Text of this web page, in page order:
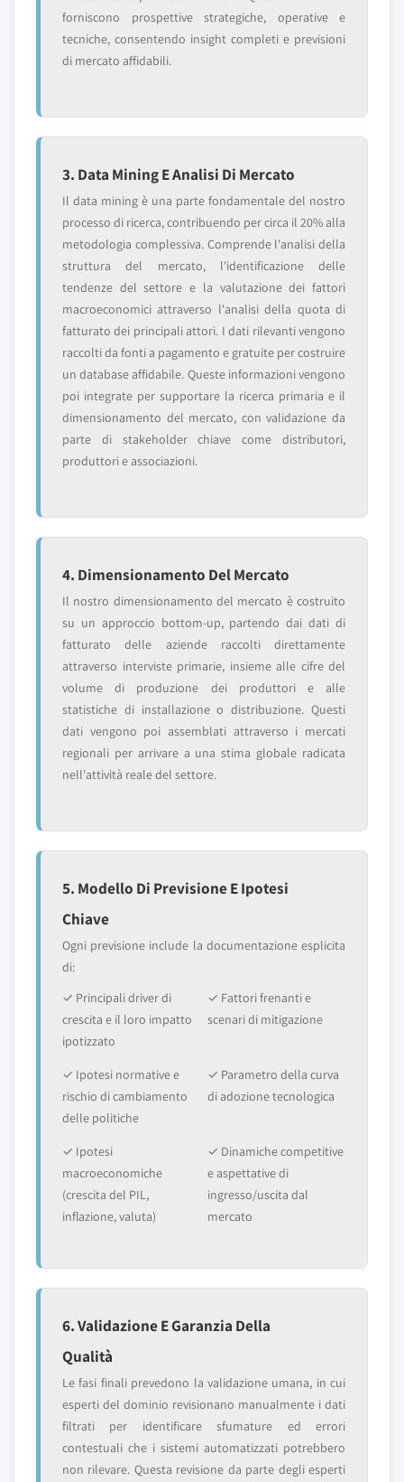
forniscono prospettive strategiche, operative e
tecniche, consentendo insight completi e previsioni
di mercato affidabili.
3. Data Mining E Analisi Di Mercato
Il data mining è una parte fondamentale del nostro
processo di ricerca, contribuendo per circa il 20% alla
metodologia complessiva. Comprende l'analisi della
struttura del mercato, l'identificazione delle
tendenze del settore e la valutazione dei fattori
macroeconomici attraverso l'analisi della quota di
fatturato dei principali attori. I dati rilevanti vengono
raccolti da fonti a pagamento e gratuite per costruire
un database affidabile. Queste informazioni vengono
poi integrate per supportare la ricerca primaria e il
dimensionamento del mercato, con validazione da
parte di stakeholder chiave come distributori,
produttori e associazioni.
4. Dimensionamento Del Mercato
Il nostro dimensionamento del mercato è costruito
su un approccio bottom-up, partendo dai dati di
fatturato delle aziende raccolti direttamente
attraverso interviste primarie, insieme alle cifre del
volume di produzione dei produttori e alle
statistiche di installazione o distribuzione. Questi
dati vengono poi assemblati attraverso i mercati
regionali per arrivare a una stima globale radicata
nell'attività reale del settore.
5. Modello Di Previsione E Ipotesi
Chiave
Ogni previsione include la documentazione esplicita
di:
✓ Principali driver di
crescita e il loro impatto
ipotizzato
✓ Fattori frenanti e
scenari di mitigazione
✓ Ipotesi normative e
rischio di cambiamento
delle politiche
✓ Parametro della curva
di adozione tecnologica
✓ Ipotesi
macroeconomiche
(crescita del PIL,
inflazione, valuta)
✓ Dinamiche competitive
e aspettative di
ingresso/uscita dal
mercato
6. Validazione E Garanzia Della
Qualità
Le fasi finali prevedono la validazione umana, in cui
esperti del dominio revisionano manualmente i dati
filtrati per identificare sfumature ed errori
contestuali che i sistemi automatizzati potrebbero
non rilevare. Questa revisione da parte degli esperti